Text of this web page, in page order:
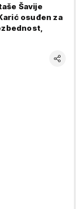
Šavije
osuđen za